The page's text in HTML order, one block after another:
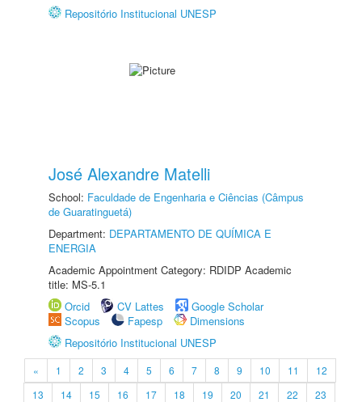
Repositório Institucional UNESP
José Alexandre Matelli
School: Faculdade de Engenharia e Ciências (Câmpus
de Guaratinguetá)
Department: DEPARTAMENTO DE QUÍMICA E
ENERGIA
Academic Appointment Category: RDIDP Academic
title: MS-5.1
Orcid
CV Lattes
Google Scholar
Scopus
Fapesp
Dimensions
Repositório Institucional UNESP
« 1 2 3 4 5 6 7 8 9 10 11
12
13
14 15 16 17 18 19 20 21 22
23